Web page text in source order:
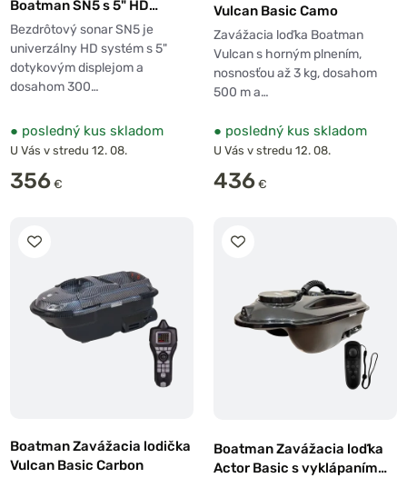
Boatman SN5 s 5" HD
dotykovým displejom
Bezdrôtový sonar SN5 je
univerzálny HD systém s 5"
dotykovým displejom a
dosahom 300…
● posledný kus skladom
U Vás v stredu 12. 08.
356 €
Vulcan Basic Camo
Zavážacia loďka Boatman
Vulcan s horným plnením,
nosnosťou až 3 kg, dosahom
500 m a…
● posledný kus skladom
U Vás v stredu 12. 08.
436 €
Boatman Zavážacia lodička
Vulcan Basic Carbon
Boatman Zavážacia loďka
Actor Basic s vyklápaním